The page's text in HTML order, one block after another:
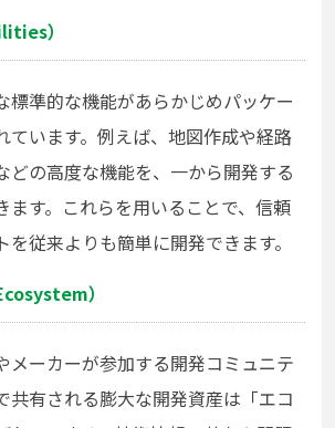
）
標準的な機能があらかじめパッケー
ています。例えば、地図作成や経路
どの高度な機能を、一から開発する
ます。これらを用いることで、信頼
従来よりも簡単に開発できます。
）
メーカーが参加する開発コミュニテ
共有される膨大な開発資産は「エコ